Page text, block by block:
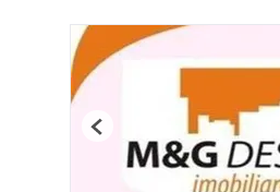
Previous